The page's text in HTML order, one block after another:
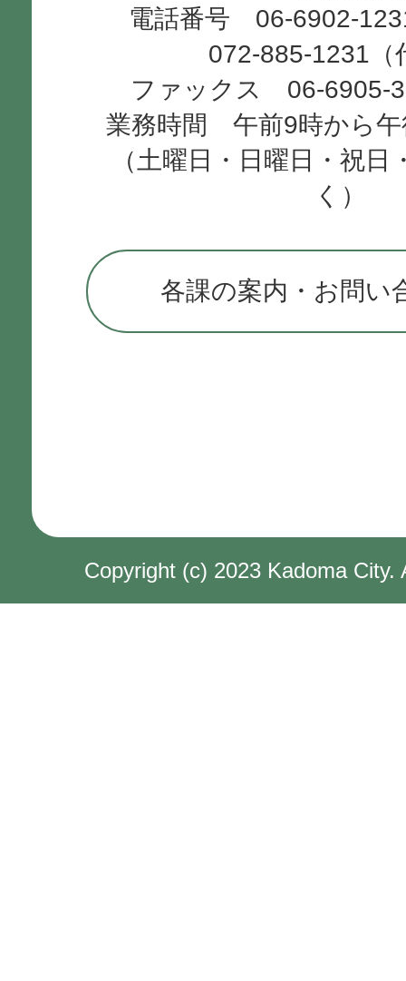
電話番号 06-6902-
072-885-1231（
ファックス 06-6905-
業務時間 午前9時から午
（土曜日・日曜日・祝日
く）
各課の案内・お問い
Copyright (c) 2023 Kadoma City.